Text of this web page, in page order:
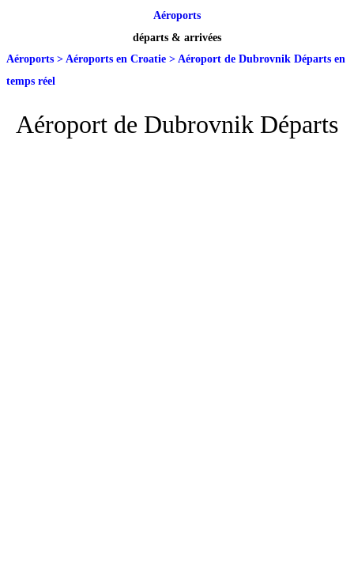
Aéroports
départs & arrivées
Aéroports > Aéroports en Croatie > Aéroport de Dubrovnik Départs en
temps réel
Aéroport de Dubrovnik Départs